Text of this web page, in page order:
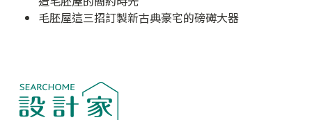
毛胚屋這三招訂製新古典豪宅的磅礡大器